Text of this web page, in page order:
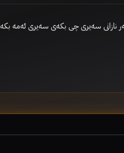
نازانی سەیری چی بکەی سەیری ئەمە بکە